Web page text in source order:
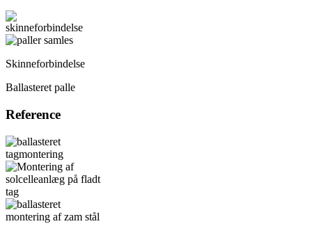
Skinneforbindelse
Ballasteret palle
Reference